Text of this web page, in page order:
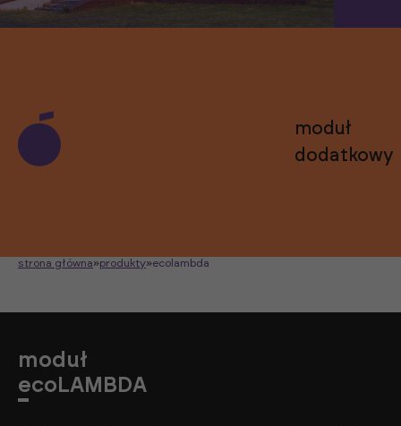
moduł
dodatkowy
strona główna»produkty»ecolambda
moduł
ecoLAMBDA